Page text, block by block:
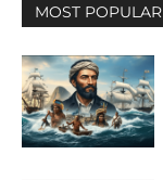
MOST POPULAR